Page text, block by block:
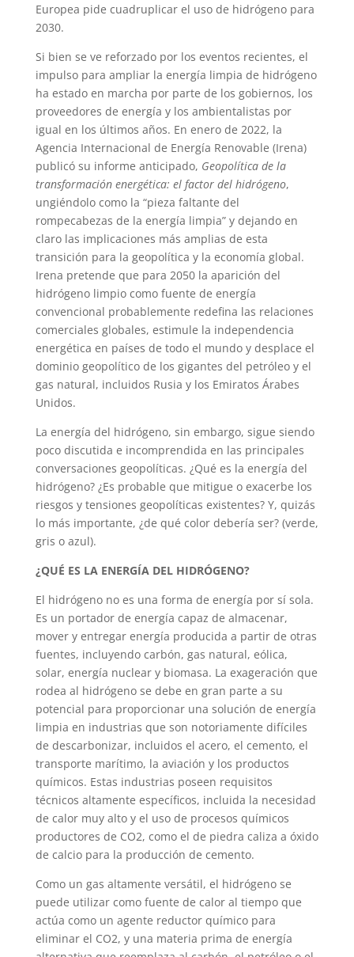
Europea pide cuadruplicar el uso de hidrógeno para
2030.
Si bien se ve reforzado por los eventos recientes, el
impulso para ampliar la energía limpia de hidrógeno
ha estado en marcha por parte de los gobiernos, los
proveedores de energía y los ambientalistas por
igual en los últimos años. En enero de 2022, la
Agencia Internacional de Energía Renovable (Irena)
publicó su informe anticipado, Geopolítica de la
transformación energética: el factor del hidrógeno,
ungiéndolo como la “pieza faltante del
rompecabezas de la energía limpia” y dejando en
claro las implicaciones más amplias de esta
transición para la geopolítica y la economía global.
Irena pretende que para 2050 la aparición del
hidrógeno limpio como fuente de energía
convencional probablemente redefina las relaciones
comerciales globales, estimule la independencia
energética en países de todo el mundo y desplace el
dominio geopolítico de los gigantes del petróleo y el
gas natural, incluidos Rusia y los Emiratos Árabes
Unidos.
La energía del hidrógeno, sin embargo, sigue siendo
poco discutida e incomprendida en las principales
conversaciones geopolíticas. ¿Qué es la energía del
hidrógeno? ¿Es probable que mitigue o exacerbe los
riesgos y tensiones geopolíticas existentes? Y, quizás
lo más importante, ¿de qué color debería ser? (verde,
gris o azul).
¿QUÉ ES LA ENERGÍA DEL HIDRÓGENO?
El hidrógeno no es una forma de energía por sí sola.
Es un portador de energía capaz de almacenar,
mover y entregar energía producida a partir de otras
fuentes, incluyendo carbón, gas natural, eólica,
solar, energía nuclear y biomasa. La exageración que
rodea al hidrógeno se debe en gran parte a su
potencial para proporcionar una solución de energía
limpia en industrias que son notoriamente difíciles
de descarbonizar, incluidos el acero, el cemento, el
transporte marítimo, la aviación y los productos
químicos. Estas industrias poseen requisitos
técnicos altamente específicos, incluida la necesidad
de calor muy alto y el uso de procesos químicos
productores de CO2, como el de piedra caliza a óxido
de calcio para la producción de cemento.
Como un gas altamente versátil, el hidrógeno se
puede utilizar como fuente de calor al tiempo que
actúa como un agente reductor químico para
eliminar el CO2, y una materia prima de energía